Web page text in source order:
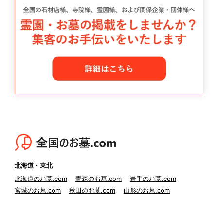
北海道・東北
北海道のお墓.com
青森のお墓.com
岩手のお墓.com
宮城のお墓.com
秋田のお墓.com
山形のお墓.com